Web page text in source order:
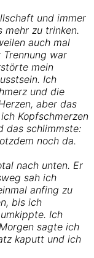
und immer
mehr zu trinken.
auch mal
war
mein
Ich
und die
aber das
Kopfschmerzen
das schlimmste:
noch da.
nach unten. Er
sah ich
anfing zu
bis ich
Ich
sagte ich
kaputt und ich